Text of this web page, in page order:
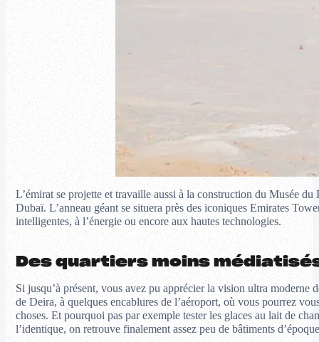
L’émirat se projette et travaille aussi à la construction du Musée
Dubaï. L’anneau géant se situera près des iconiques Emirates
intelligentes, à l’énergie ou encore aux hautes technologies.
Des quartiers moins
Si jusqu’à présent, vous avez pu apprécier la vision ultra
de Deira, à quelques encablures de l’aéroport, où vous pourrez
choses. Et pourquoi pas par exemple tester les glaces au lait de
l’identique, on retrouve finalement assez peu de bâtiments